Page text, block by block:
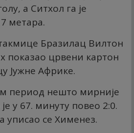
а Ситхол га је
метара.
Бразилац Вилтон
показао црвени картон
Јужне Африке.
период нешто мирније
у 67. минуту повео 2:0.
уписао се Хименез.